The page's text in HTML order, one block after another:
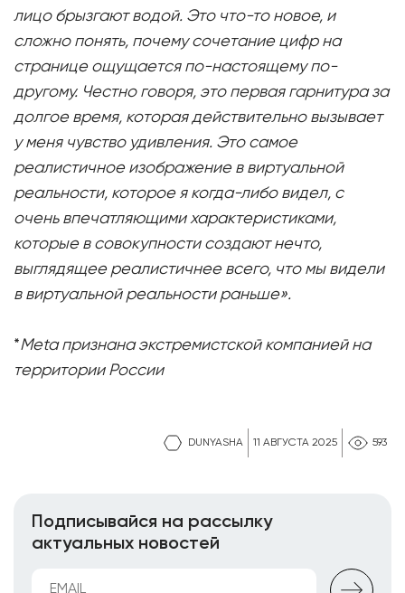
DUNYASHA 11 АВГУСТА 2025 593
лицо брызгают водой. Это что-то новое, и
сложно понять, почему сочетание цифр на
странице ощущается по-настоящему по-
другому. Честно говоря, это первая гарнитура за
долгое время, которая действительно вызывает
у меня чувство удивления. Это самое
реалистичное изображение в виртуальной
реальности, которое я когда-либо видел, с
очень впечатляющими характеристиками,
которые в совокупности создают нечто,
выглядящее реалистичнее всего, что мы видели
в виртуальной реальности раньше».
*Meta признана экстремистской компанией на
территории России
Подписывайся на рассылку
актуальных новостей